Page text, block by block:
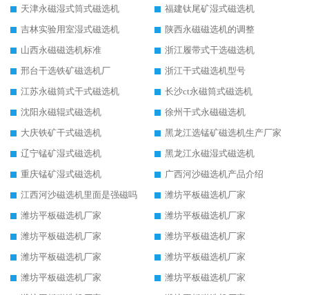
天津永磁湿式筒式磁选机
福建钛尾矿湿式磁选机
吉林实验用室湿式磁选机
陕西永磁磁选机的调整
山西永磁磁选机标准
浙江履带式干选磁选机
邢台干选铁矿磁选机厂
浙江干式磁选机型号
江苏永磁筒式干式磁选机
长沙ct永磁筒式磁选机
沈阳永磁辊式磁选机
徐州干式永磁磁选机
大庆铁矿干式磁选机
黑龙江选锰矿磁选机生产厂家
辽宁锰矿湿式磁选机
黑龙江永磁湿式磁选机
重庆锰矿湿式磁选机
广西河沙磁选机产品介绍
江西河沙磁选机里面是强磁吗
潍坊平板磁选机厂家
潍坊平板磁选机厂家
潍坊平板磁选机厂家
潍坊平板磁选机厂家
潍坊平板磁选机厂家
潍坊平板磁选机厂家
潍坊平板磁选机厂家
潍坊平板磁选机厂家
潍坊平板磁选机厂家